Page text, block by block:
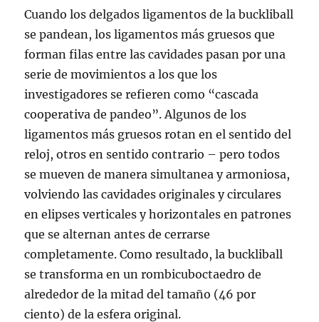
Cuando los delgados ligamentos de la buckliball
se pandean, los ligamentos más gruesos que
forman filas entre las cavidades pasan por una
serie de movimientos a los que los
investigadores se refieren como “cascada
cooperativa de pandeo”. Algunos de los
ligamentos más gruesos rotan en el sentido del
reloj, otros en sentido contrario – pero todos
se mueven de manera simultanea y armoniosa,
volviendo las cavidades originales y circulares
en elipses verticales y horizontales en patrones
que se alternan antes de cerrarse
completamente. Como resultado, la buckliball
se transforma en un rombicuboctaedro de
alrededor de la mitad del tamaño (46 por
ciento) de la esfera original.